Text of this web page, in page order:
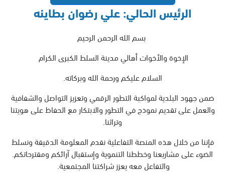
الرئيس الحالي: علي رضوان بطاينه
بسم الله الرحمن الرحيم
الإخوة والأخوات أهالي مدينة السلط الكبرى الكرام
السلام عليكم ورحمة الله وبركاته.
ضمن جهود البلدية لمواكبة التطور الرقمي وتعزيز التواصل والشفافية
والعمل على تقديم نموذج في التطور والابتكار مع الحفاظ على هويتنا
وتراثنا.
فإننا من خلال هذه المنصة التفاعلية نقدم المعلومة الدقيقة ونسلط
الضوء على مشاريعنا وخططنا التنموية وإستقبال آرائكم ومقترحاتكم.
والتفاعل معه يعزز شراكتنا المجتمعية.